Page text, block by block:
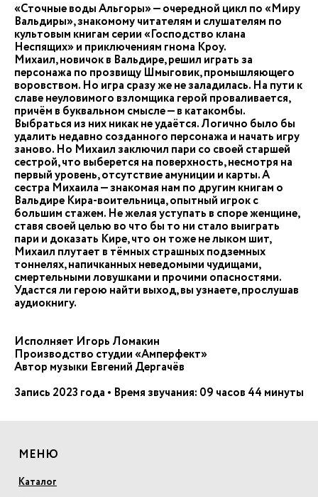
«Сточные воды Альгоры» — очередной цикл по «Миру
Вальдиры», знакомому читателям и слушателям по
культовым книгам серии «Господство клана
Неспящих» и приключениям гнома Кроу.
Михаил, новичок в Вальдире, решил играть за
персонажа по прозвищу Шмыговик, промышляющего
воровством. Но игра сразу же не заладилась. На пути к
славе неуловимого взломщика герой проваливается,
причём в буквальном смысле — в катакомбы.
Выбраться из них никак не удаётся. Логично было бы
удалить недавно созданного персонажа и начать игру
заново. Но Михаил заключил пари со своей старшей
сестрой, что выберется на поверхность, несмотря на
первый уровень, отсутствие амуниции и карты. А
сестра Михаила — знакомая нам по другим книгам о
Вальдире Кира-воительница, опытный игрок с
большим стажем. Не желая уступать в споре женщине,
ставя своей целью во что бы то ни стало выиграть
пари и доказать Кире, что он тоже не лыком шит,
Михаил плутает в тёмных страшных подземных
тоннелях, напичканных неведомыми чудищами,
смертельными ловушками и прочими опасностями.
Удастся ли герою найти выход, вы узнаете, прослушав
аудиокнигу.
Исполняет Игорь Ломакин
Производство студии «Амперфект»
Автор музыки Евгений Дергачёв
Запись 2023 года • Время звучания: 09 часов 44 минуты
МЕНЮ
Каталог